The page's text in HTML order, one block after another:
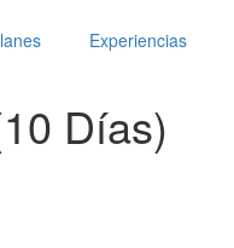
Experiencias
Días)